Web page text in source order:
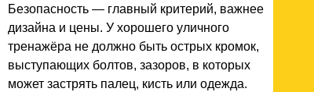
Безопасность — главный критерий, важнее
дизайна и цены. У хорошего уличного
тренажёра не должно быть острых кромок,
выступающих болтов, зазоров, в которых
может застрять палец, кисть или одежда.